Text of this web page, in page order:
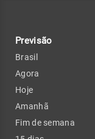
Previsão
Brasil
Agora
Hoje
Amanhã
Fim de semana